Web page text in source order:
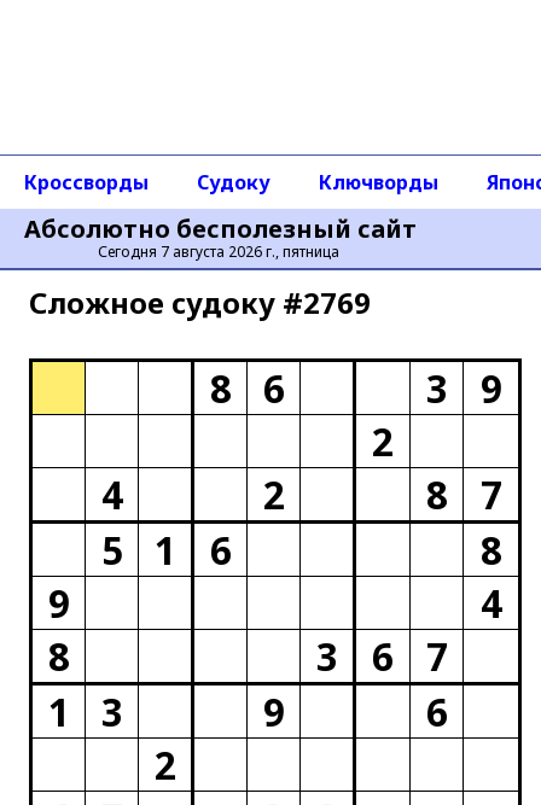
Абсолютно бесполезный сайт
Сегодня 7 августа 2026 г., пятница
Кроссворды Судоку Ключворды
Сложное cудоку #2769
8 6 3
9
2
4
2 8
7
5
1 6
8
9
4
8
3 6
7
1
3 9
6
2